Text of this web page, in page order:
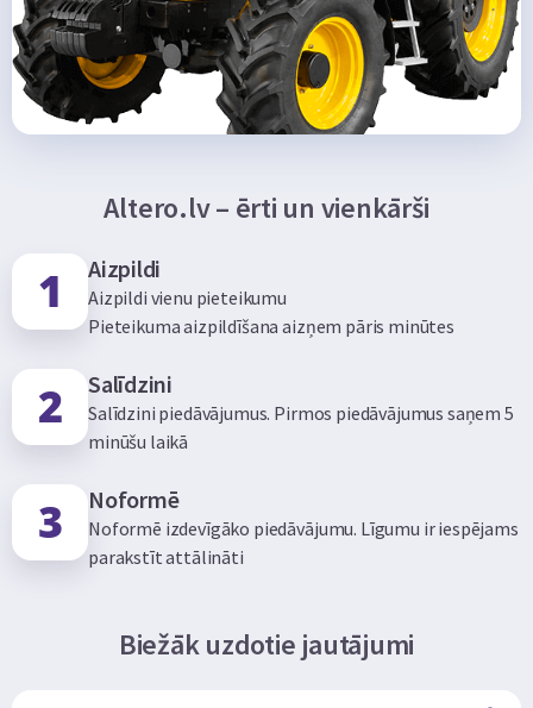
Altero.lv – ērti un vienkārši
Aizpildi
Aizpildi vienu pieteikumu
Pieteikuma aizpildīšana aizņem pāris minūtes
Salīdzini
Salīdzini piedāvājumus. Pirmos piedāvājumus saņem 5
minūšu laikā
Noformē
Noformē izdevīgāko piedāvājumu. Līgumu ir iespējams
parakstīt attālināti
Biežāk uzdotie jautājumi